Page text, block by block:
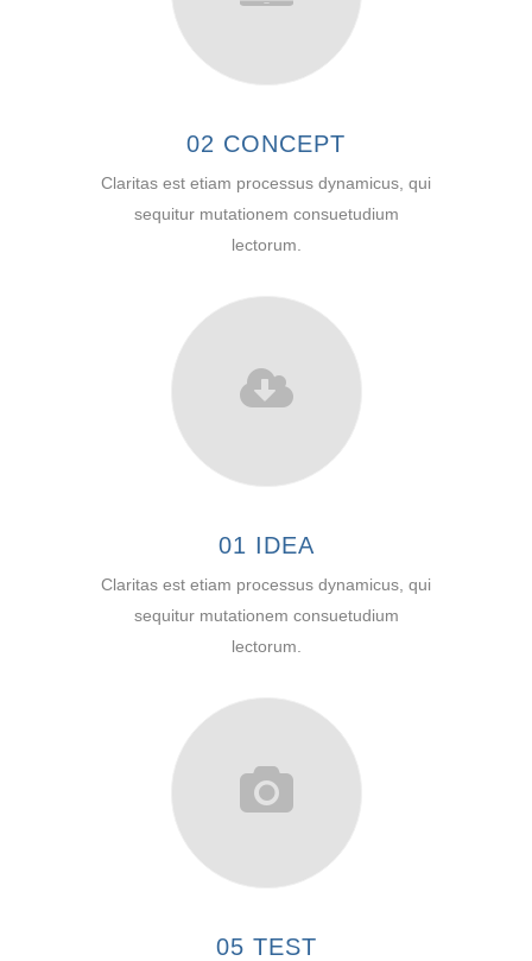
02 CONCEPT
Claritas est etiam processus dynamicus, qui
sequitur mutationem consuetudium
lectorum.
01 IDEA
Claritas est etiam processus dynamicus, qui
sequitur mutationem consuetudium
lectorum.
05 TEST